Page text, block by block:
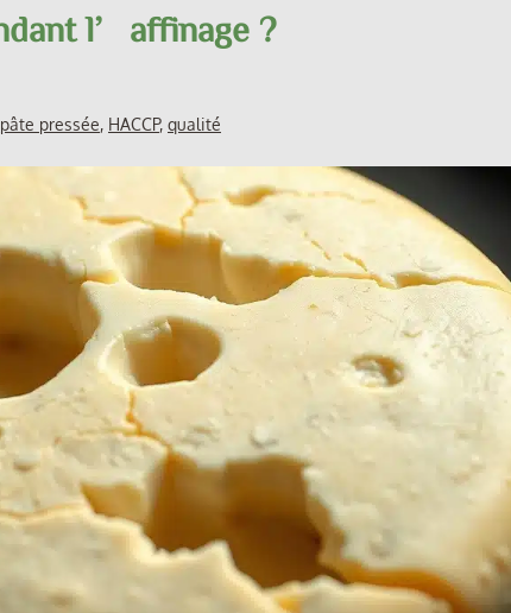
l’affinage ?
pressée, HACCP, qualité